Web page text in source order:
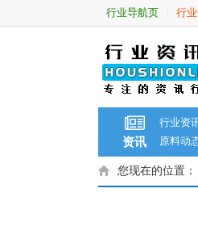
行业导航页 行
资讯
行业资
原料动
您现在的位置：